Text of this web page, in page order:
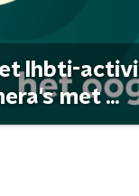
lhbti-
met ...